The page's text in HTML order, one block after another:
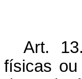
Art.
físicas ou